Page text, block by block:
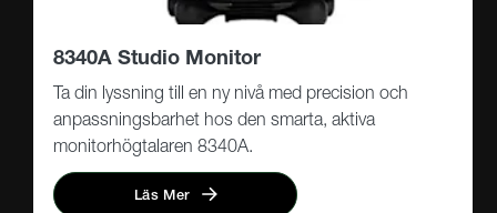
8340A Studio Monitor
Ta din lyssning till en ny nivå med precision och
anpassningsbarhet hos den smarta, aktiva
monitorhögtalaren 8340A.
Läs Mer